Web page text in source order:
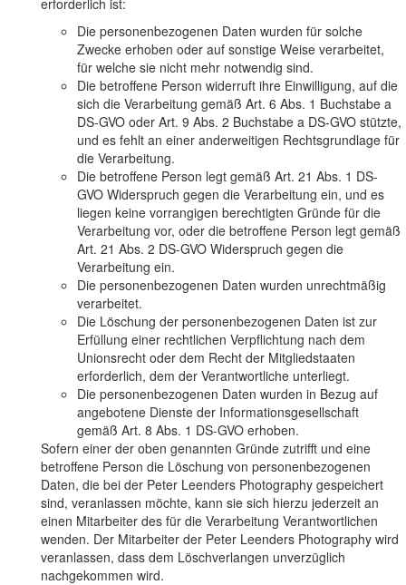
Die personenbezogenen Daten wurden für solche
Zwecke erhoben oder auf sonstige Weise verarbeitet,
für welche sie nicht mehr notwendig sind.
Die betroffene Person widerruft ihre Einwilligung, auf die
sich die Verarbeitung gemäß Art. 6 Abs. 1 Buchstabe a
DS-GVO oder Art. 9 Abs. 2 Buchstabe a DS-GVO stützte,
und es fehlt an einer anderweitigen Rechtsgrundlage für
die Verarbeitung.
Die betroffene Person legt gemäß Art. 21 Abs. 1 DS-
GVO Widerspruch gegen die Verarbeitung ein, und es
liegen keine vorrangigen berechtigten Gründe für die
Verarbeitung vor, oder die betroffene Person legt gemäß
Art. 21 Abs. 2 DS-GVO Widerspruch gegen die
Verarbeitung ein.
Die personenbezogenen Daten wurden unrechtmäßig
verarbeitet.
Die Löschung der personenbezogenen Daten ist zur
Erfüllung einer rechtlichen Verpflichtung nach dem
Unionsrecht oder dem Recht der Mitgliedstaaten
erforderlich, dem der Verantwortliche unterliegt.
Die personenbezogenen Daten wurden in Bezug auf
angebotene Dienste der Informationsgesellschaft
gemäß Art. 8 Abs. 1 DS-GVO erhoben.
Sofern einer der oben genannten Gründe zutrifft und eine
betroffene Person die Löschung von personenbezogenen
Daten, die bei der Peter Leenders Photography gespeichert
sind, veranlassen möchte, kann sie sich hierzu jederzeit an
einen Mitarbeiter des für die Verarbeitung Verantwortlichen
wenden. Der Mitarbeiter der Peter Leenders Photography wird
veranlassen, dass dem Löschverlangen unverzüglich
nachgekommen wird.